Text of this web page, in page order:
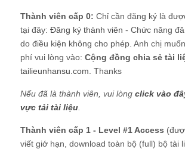
Thành viên cấp 0: Chỉ cần đăng ký là
tại đây: Đăng ký thành viên - Chức năng
do điều kiện không cho phép. Anh chị
phí vui lòng vào: Cộng đồng chia sẻ tài
tailieunhansu.com . Thanks
Nếu đã là thành viên, vui lòng click vào
vực tải tài liệu
Thành viên cấp 1 - Level #1 Access
viết giớ hạn, download toàn bộ (full) bộ tài